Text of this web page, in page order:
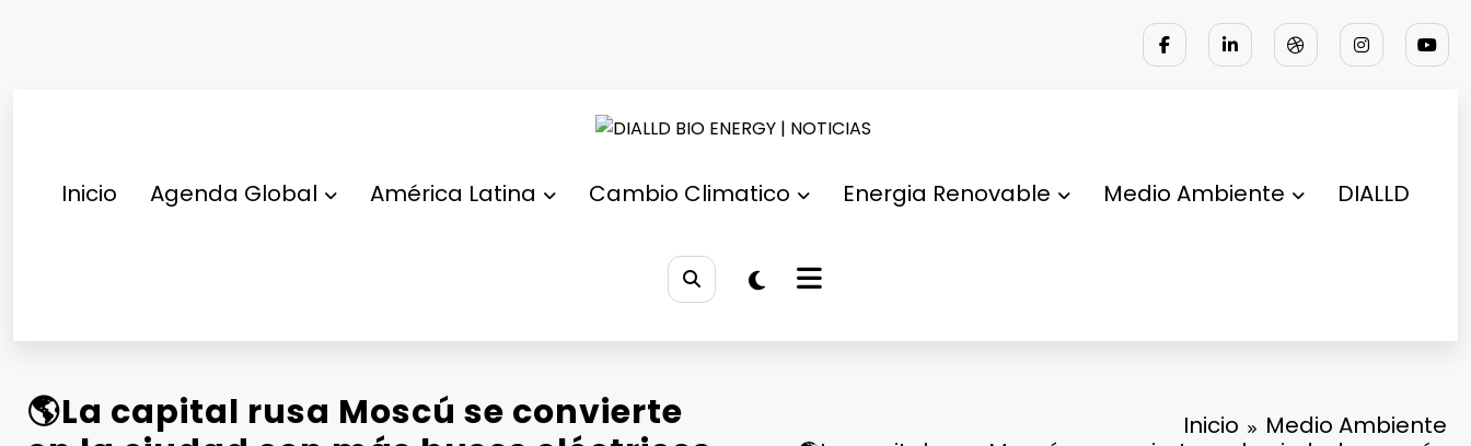
Inicio Agenda Global América Latina Cambio Climatico Energia Renovable Medio Ambiente DIALLD
🌎La capital rusa Moscú se convierte
Inicio
Medio Ambiente